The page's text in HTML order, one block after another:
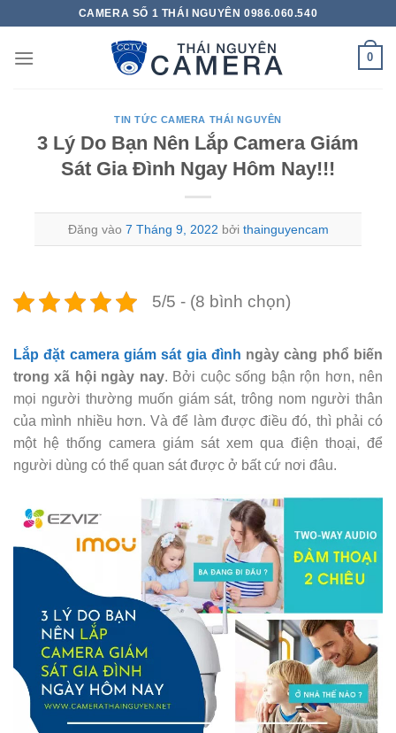
nội
CAMERA SỐ 1 THÁI NGUYÊN 0986.060.540
0
TIN TỨC CAMERA THÁI NGUYÊN
3 Lý Do Bạn Nên Lắp Camera Giám
Sát Gia Đình Ngay Hôm Nay!!!
Đăng vào 7 Tháng 9, 2022 bởi thainguyencam
5/5 - (8 bình chọn)
Lắp đặt camera giám sát gia đình ngày càng phổ biến
trong xã hội ngày nay. Bởi cuộc sống bận rộn hơn, nên
mọi người thường muốn giám sát, trông nom người thân
của mình nhiều hơn. Và để làm được điều đó, thì phải có
một hệ thống camera giám sát xem qua điện thoại, để
người dùng có thể quan sát được ở bất cứ nơi đâu.